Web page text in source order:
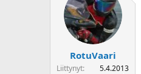
RotuVaari
Liittynyt
5.4.2013